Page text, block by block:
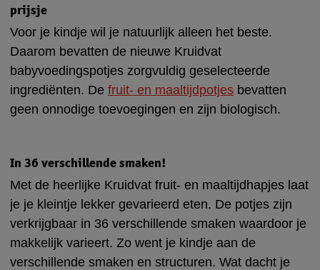
prijsje
Voor je kindje wil je natuurlijk alleen het beste.
Daarom bevatten de nieuwe Kruidvat
babyvoedingspotjes zorgvuldig geselecteerde
ingrediënten. De fruit- en maaltijdpotjes bevatten
geen onnodige toevoegingen en zijn biologisch.
In 36 verschillende smaken!
Met de heerlijke Kruidvat fruit- en maaltijdhapjes laat
je je kleintje lekker gevarieerd eten. De potjes zijn
verkrijgbaar in 36 verschillende smaken waardoor je
makkelijk varieert. Zo went je kindje aan de
verschillende smaken en structuren. Wat dacht je